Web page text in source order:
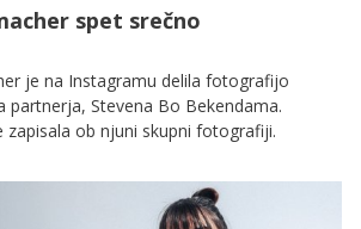
spet srečno
je na Instagramu delila fotografijo
partnerja, Stevena Bo Bekendama.
zapisala ob njuni skupni fotografiji.